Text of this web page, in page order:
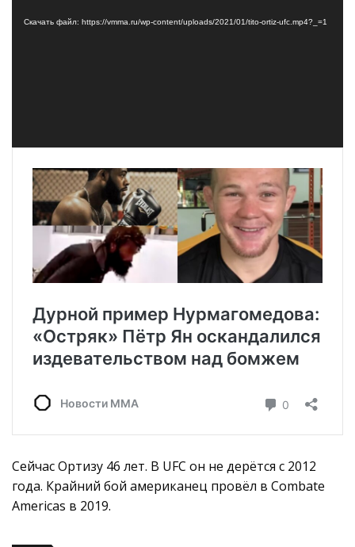
Скачать файл: https://vmma.ru/wp-content/uploads/2021/01/tito-ortiz-ufc.mp4?_=1
Сейчас Ортизу 46 лет. В UFC он не дерётся с 2012
года. Крайний бой американец провёл в Combate
Americas в 2019.